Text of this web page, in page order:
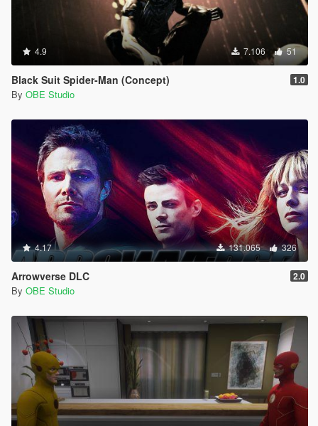
4.9 7.106 51
Black Suit Spider-Man (Concept) 1.0
By OBE Studio
4.17 131.065 326
Arrowverse DLC 2.0
By OBE Studio